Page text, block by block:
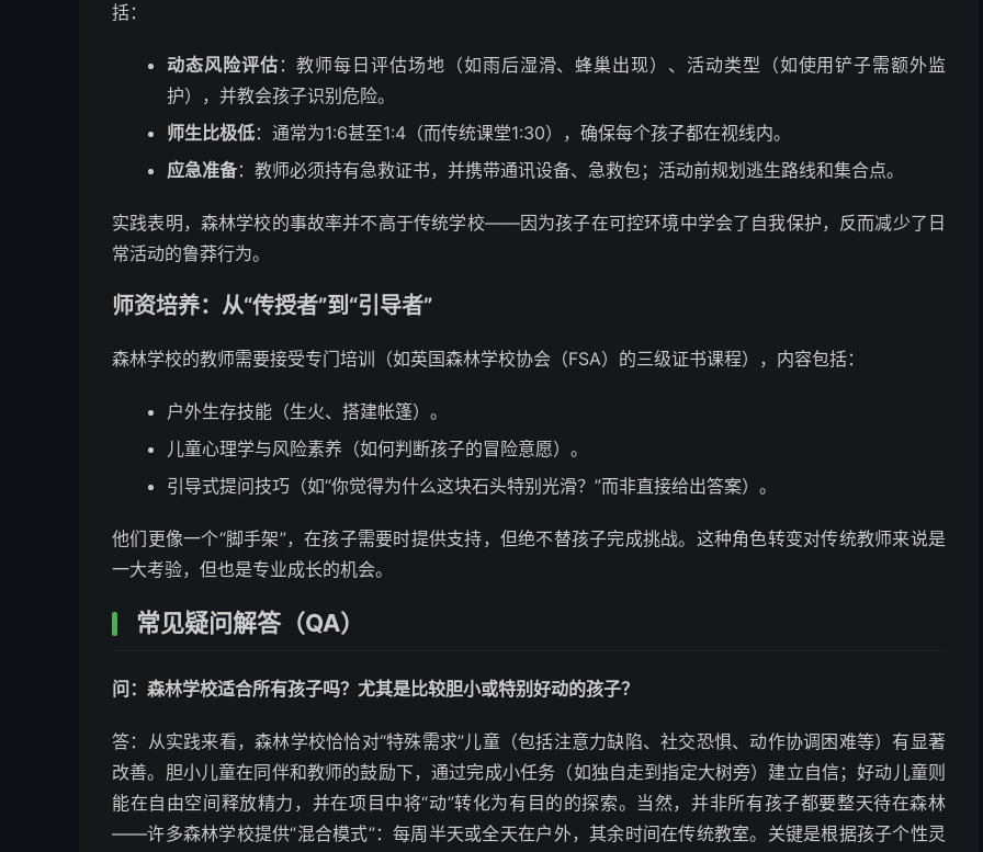
括：
动态风险评估 ：教师每日评估场地（如雨后湿滑、蜂巢出现）、活动类型（如使用铲子需额外监
护），并教会孩子识别危险。
师生比极低：通常为1:6甚至1:4（而传统课堂1:30），确保每个孩子都在视线内。
应急准备：教师必须持有急救证书，并携带通讯设备、急救包；活动前规划逃生路线和集合点。
实践表明，森林学校的事故率并不高于传统学校——因为孩子在可控环境中学会了自我保护，反而减少了日
常活动的鲁莽行为。
师资培养：从“传授者”到“引导者”
森林学校的教师需要接受专门培训（如英国森林学校协会（FSA）的三级证书课程），内容包括：
户外生存技能（生火、搭建帐篷）。
儿童心理学与风险素养（如何判断孩子的冒险意愿）。
引导式提问技巧（如“你觉得为什么这块石头特别光滑？”而非直接给出答案）。
他们更像一个“脚手架”，在孩子需要时提供支持，但绝不替孩子完成挑战。这种角色转变对传统教师来说是
一大考验，但也是专业成长的机会。
常见疑问解答（QA）
问：森林学校适合所有孩子吗？尤其是比较胆小或特别好动的孩子？
答：从实践来看，森林学校恰恰对“特殊需求”儿童（包括注意力缺陷、社交恐惧、动作协调困难等）有显著
改善。胆小儿童在同伴和教师的鼓励下，通过完成小任务（如独自走到指定大树旁）建立自信；好动儿童则
能在自由空间释放精力，并在项目中将“动”转化为有目的的探索。当然，并非所有孩子都要整天待在森林
——许多森林学校提供“混合模式”：每周半天或全天在户外，其余时间在传统教室。关键是根据孩子个性灵